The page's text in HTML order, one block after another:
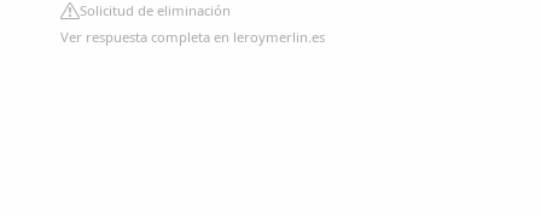
Solicitud de eliminación
Ver respuesta completa en leroymerlin.es